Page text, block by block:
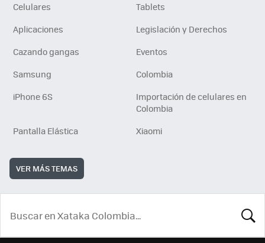
Celulares
Tablets
Aplicaciones
Legislación y Derechos
Cazando gangas
Eventos
Samsung
Colombia
iPhone 6S
Importación de celulares en
Colombia
Pantalla Elástica
Xiaomi
VER MÁS TEMAS